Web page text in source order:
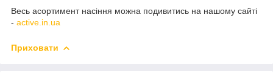
Весь асортимент насіння можна подивитись на нашому сайті
- active.in.ua
Приховати